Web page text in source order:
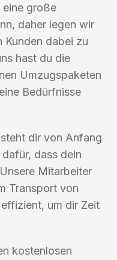
eine große
daher legen wir
Kunden dabei zu
hast du die
Umzugspaketen
Bedürfnisse
dir von Anfang
dass dein
Mitarbeiter
Transport von
um dir Zeit
kostenlosen